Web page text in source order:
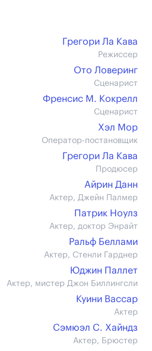
Грегори Ла Кава
Режиссер
Ото Ловеринг
Сценарист
Френсис М. Кокрелл
Сценарист
Хэл Мор
Оператор-постановщик
Грегори Ла Кава
Продюсер
Айрин Данн
Актер, Джейн Палмер
Патрик Ноулз
Актер, доктор Энрайт
Ральф Беллами
Актер, Стенли Гарднер
Юджин Паллет
Актер, мистер Джон Биллингсли
Куини Вассар
Актер
Сэмюэл С. Хайндз
Актер, Брюстер